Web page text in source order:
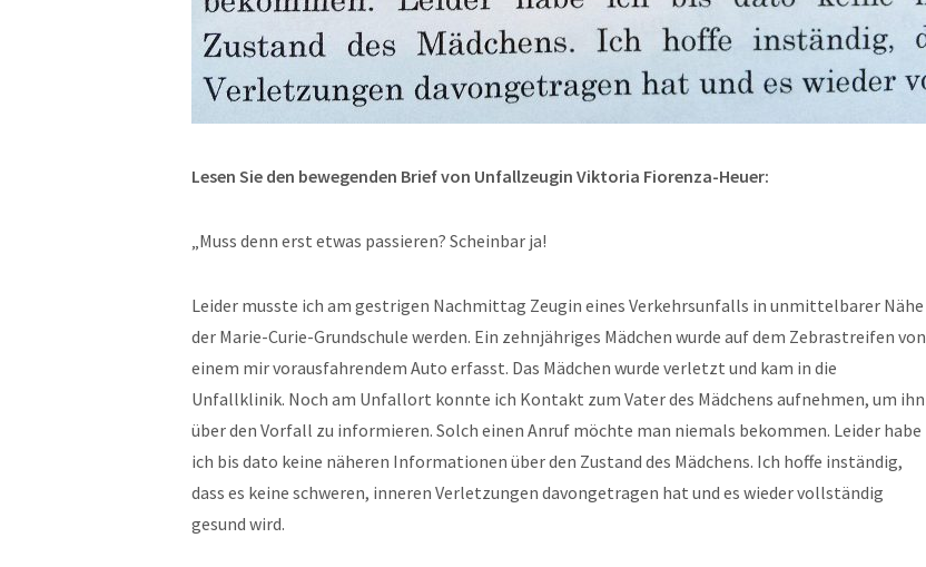
Lesen Sie den bewegenden Brief von Unfallzeugin Viktoria Fiorenza-Heuer:
„Muss denn erst etwas passieren? Scheinbar ja!
Leider musste ich am gestrigen Nachmittag Zeugin eines Verkehrsunfalls in unmittelbarer Nähe
der Marie-Curie-Grundschule werden. Ein zehnjähriges Mädchen wurde auf dem Zebrastreifen von
einem mir vorausfahrendem Auto erfasst. Das Mädchen wurde verletzt und kam in die
Unfallklinik. Noch am Unfallort konnte ich Kontakt zum Vater des Mädchens aufnehmen, um ihn
über den Vorfall zu informieren. Solch einen Anruf möchte man niemals bekommen. Leider habe
ich bis dato keine näheren Informationen über den Zustand des Mädchens. Ich hoffe inständig,
dass es keine schweren, inneren Verletzungen davongetragen hat und es wieder vollständig
gesund wird.